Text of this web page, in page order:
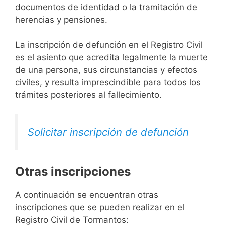
documentos de identidad o la tramitación de
herencias y pensiones.
La inscripción de defunción en el Registro Civil
es el asiento que acredita legalmente la muerte
de una persona, sus circunstancias y efectos
civiles, y resulta imprescindible para todos los
trámites posteriores al fallecimiento.
Solicitar inscripción de defunción
Otras inscripciones
A continuación se encuentran otras
inscripciones que se pueden realizar en el
Registro Civil de Tormantos: